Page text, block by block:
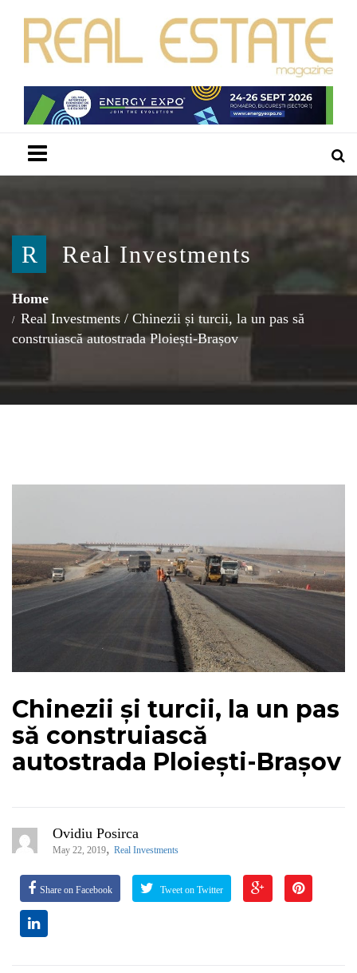
R Real Investments
Home
Real Investments / Chinezii și turcii, la un pas să
construiască autostrada Ploiești-Brașov
Chinezii și turcii, la un pas
să construiască
autostrada Ploiești-Brașov
Ovidiu Posirca
May 22, 2019, Real Investments
Share on Facebook Tweet on Twitter